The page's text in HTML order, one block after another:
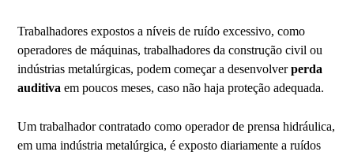
Trabalhadores expostos a níveis de ruído excessivo, como
operadores de máquinas, trabalhadores da construção civil ou
indústrias metalúrgicas, podem começar a desenvolverperda
auditiva em poucos meses, caso não haja proteção adequada.
Um trabalhador contratado como operador de prensa hidráulica,
em uma indústria metalúrgica, é exposto diariamente a ruídos